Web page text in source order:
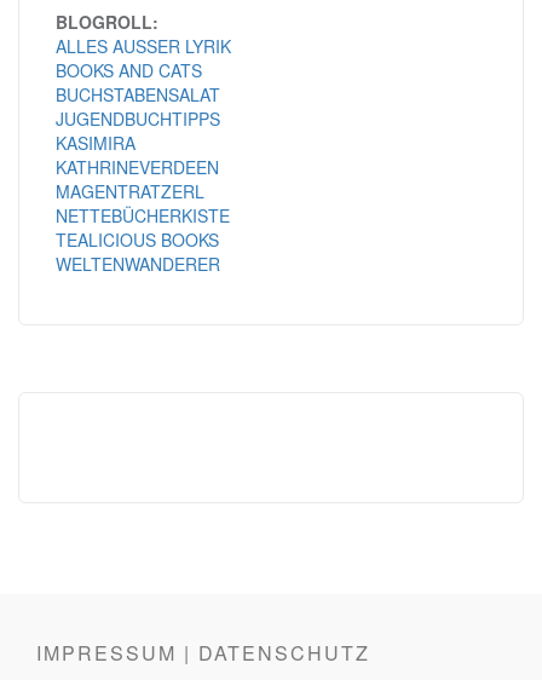
BLOGROLL:
ALLES AUSSER LYRIK
BOOKS AND CATS
BUCHSTABENSALAT
JUGENDBUCHTIPPS
KASIMIRA
KATHRINEVERDEEN
MAGENTRATZERL
NETTEBÜCHERKISTE
TEALICIOUS BOOKS
WELTENWANDERER
IMPRESSUM | DATENSCHUTZ